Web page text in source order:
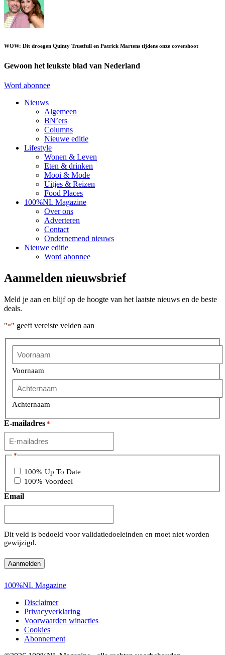
WOW: Dít droegen Quinty Trustfull en Patrick Martens tijdens onze covershoot
Gewoon het leukste blad van Nederland
Word abonnee
Nieuws
Algemeen
BN’ers
Columns
Nieuwe editie
Lifestyle
Wonen & Leven
Eten & drinken
Mooi & Mode
Uitjes & Reizen
Food Places
100%NL Magazine
Over ons
Adverteren
Contact
Ondernemend nieuws
Nieuwe editie
Word abonnee
Aanmelden nieuwsbrief
Meld je aan en blijf op de hoogte van het laatste nieuws en de beste
deals.
"*" geeft vereiste velden aan
Voornaam
Achternaam
E-mailadres *
*
100% Up To Date
100% Voordeel
Email
Dit veld is bedoeld voor validatiedoeleinden en moet niet worden
gewijzigd.
100%NL Magazine
Disclaimer
Privacyverklaring
Voorwaarden winacties
Cookies
Abonnement